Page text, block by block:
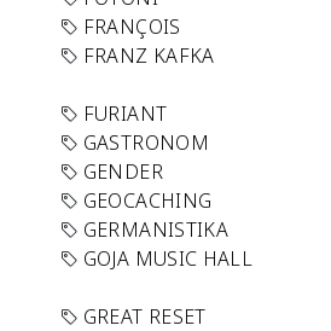
FRANÇOIS
FRANZ KAFKA
FURIANT
GASTRONOM
GENDER
GEOCACHING
GERMANISTIKA
GOJA MUSIC HALL
GREAT RESET